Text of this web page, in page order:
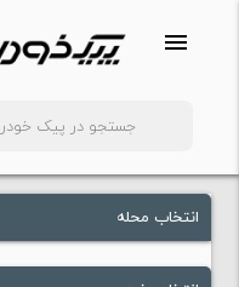
menu
انتخاب محله